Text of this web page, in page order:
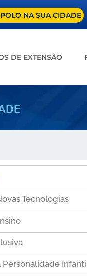
NA SUA CIDADE
DE EXTENSÃO
Tecnologias
Personalidade